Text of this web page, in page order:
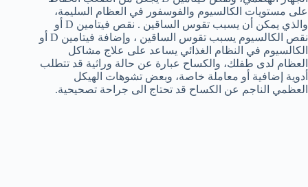
على مستويات الكالسيوم والفوسفور في العظام السليمة،
والذي يمكن أن يسبب تقوس الساقين . نقص فيتامين D أو
نقص الكالسيوم يسبب تقوس الساقين ، وإضافة فيتامين D أو
الكالسيوم في النظام الغذائي يساعد على علاج مشاكل
العظام لدى طفلك، والكساح عبارة عن حالة وراثية قد تتطلب
أدوية إضافية أو معاملة خاصة، وبعض تشوهات الهيكل
العظمي الناجم عن الكساح قد تحتاج الى جراحة تصحيحية.